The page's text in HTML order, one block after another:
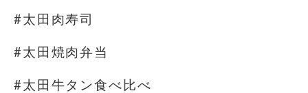
#太田肉寿司
#太田焼肉弁当
#太田牛タン食べ比べ